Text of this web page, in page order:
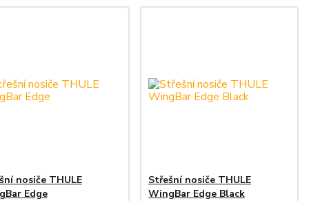
nosiče THULE
Edge
Střešní nosiče THULE
WingBar Edge Black